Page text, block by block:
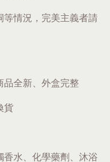
情況，完美主義者請
全新、外盒完整
貨
水、化學藥劑、沐浴